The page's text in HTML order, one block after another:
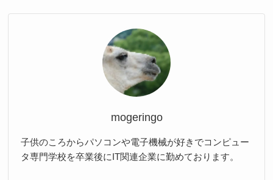
mogeringo
子供のころからパソコンや電子機械が好きでコンピュー
タ専門学校を卒業後にIT関連企業に勤めております。